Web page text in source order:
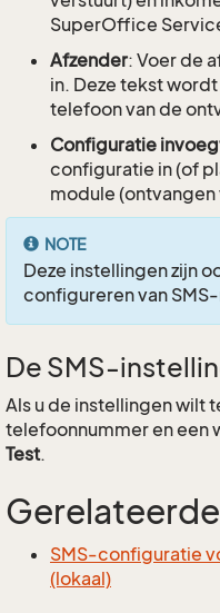
SuperOffice
Afzender: Voer de
in. Deze tekst
telefoon van de
Configuratie
configuratie in (of
module
NOTE
Deze instellingen zijn
configureren van
De SMS-
Als u de instellingen wilt
telefoonnummer en een
Test.
SMS-configuratie
(lokaal)